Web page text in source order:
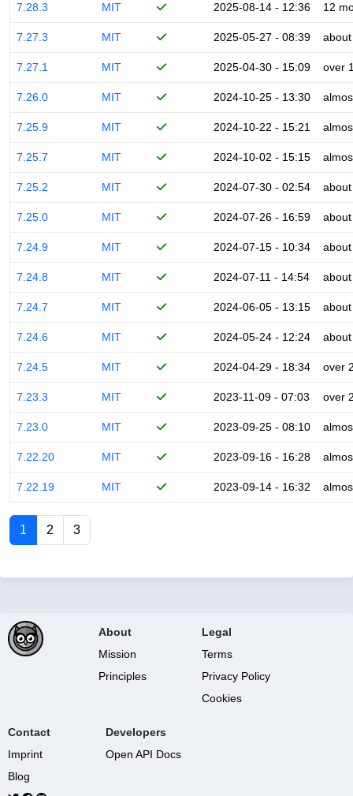
7.28.3 MIT 2025-08-14 - 12:36 12
7.27.3 MIT 2025-05-27 - 08:39
7.27.1 MIT 2025-04-30 - 15:09 over
7.26.0 MIT 2024-10-25 - 13:30
7.25.9 MIT 2024-10-22 - 15:21
7.25.7 MIT 2024-10-02 - 15:15
7.25.2 MIT 2024-07-30 - 02:54
7.25.0 MIT 2024-07-26 - 16:59
7.24.9 MIT 2024-07-15 - 10:34
7.24.8 MIT 2024-07-11 - 14:54
7.24.7 MIT 2024-06-05 - 13:15
7.24.6 MIT 2024-05-24 - 12:24
7.24.5 MIT 2024-04-29 - 18:34 over
7.23.3 MIT 2023-11-09 - 07:03 over
7.23.0 MIT 2023-09-25 - 08:10
7.22.20 MIT 2023-09-16 - 16:28
7.22.19 MIT 2023-09-14 - 16:32
1 2 3
About
Mission
Principles
Legal
Terms
Privacy Policy
Cookies
Contact
Imprint
Blog
Developers
Open API Docs